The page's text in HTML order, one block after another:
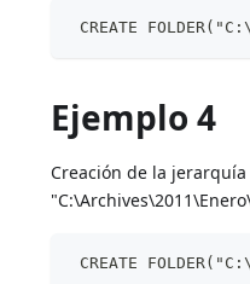
CREATE
Ejemplo 4
Creación de la
CREATE